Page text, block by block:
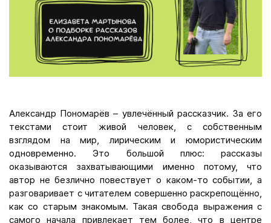
Александр Пономарёв – увлечённый рассказчик. За его
текстами стоит живой человек, с собственным
взглядом на мир, лирическим и юмористическим
одновременно. Это большой плюс: рассказы
оказываются захватывающими именно потому, что
автор не безлично повествует о каком-то событии, а
разговаривает с читателем совершенно раскрепощённо,
как со старым знакомым. Такая свобода выражения с
самого начала привлекает тем более, что в центре